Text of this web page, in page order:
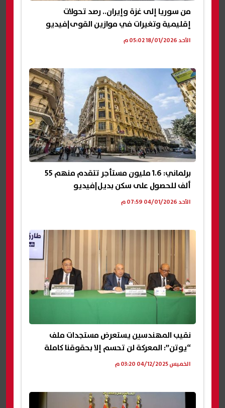
من سوريا إلى غزة وإيران.. رصد تحولات
إقليمية وتغيرات في موازين القوى|فيديو
الأحد 18/01/2026 05:02 م
برلماني: 1.6 مليون مستأجر تتقدم منهم 55
ألف للحصول على سكن بديل|فيديو
الأحد 04/01/2026 07:59 م
نقيب المهندسين يستعرض مستجدات ملف
“يوتن”: المعركة لن تحسم إلا بحقوقنا كاملة
الخميس 04/12/2025 03:20 م